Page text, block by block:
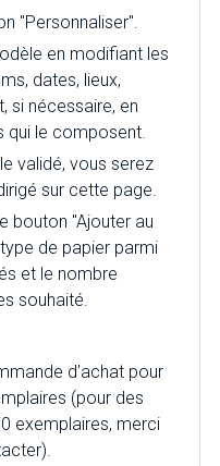
"Personnaliser".
en modifiant les
dates, lieux,
si nécessaire, en
qui le composent.
validé, vous serez
sur cette page.
bouton "Ajouter au
de papier parmi
et le nombre
souhaité.
d'achat pour
(pour des
exemplaires, merci